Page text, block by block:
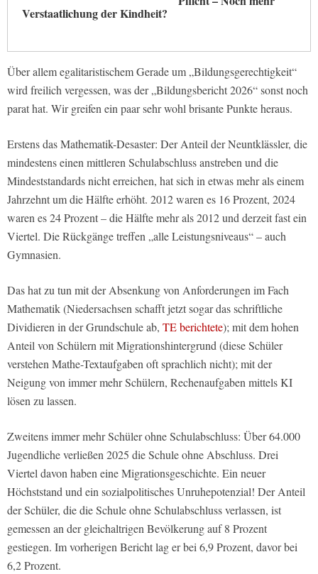
Verstaatlichung der Kindheit?
Über allem egalitaristischem Gerade um „Bildungsgerechtigkeit“
wird freilich vergessen, was der „Bildungsbericht 2026“ sonst noch
parat hat. Wir greifen ein paar sehr wohl brisante Punkte heraus.
Erstens das Mathematik-Desaster: Der Anteil der Neuntklässler, die
mindestens einen mittleren Schulabschluss anstreben und die
Mindeststandards nicht erreichen, hat sich in etwas mehr als einem
Jahrzehnt um die Hälfte erhöht. 2012 waren es 16 Prozent, 2024
waren es 24 Prozent – die Hälfte mehr als 2012 und derzeit fast ein
Viertel. Die Rückgänge treffen „alle Leistungsniveaus“ – auch
Gymnasien.
Das hat zu tun mit der Absenkung von Anforderungen im Fach
Mathematik (Niedersachsen schafft jetzt sogar das schriftliche
Dividieren in der Grundschule ab, TE berichtete); mit dem hohen
Anteil von Schülern mit Migrationshintergrund (diese Schüler
verstehen Mathe-Textaufgaben oft sprachlich nicht); mit der
Neigung von immer mehr Schülern, Rechenaufgaben mittels KI
lösen zu lassen.
Zweitens immer mehr Schüler ohne Schulabschluss: Über 64.000
Jugendliche verließen 2025 die Schule ohne Abschluss. Drei
Viertel davon haben eine Migrationsgeschichte. Ein neuer
Höchststand und ein sozialpolitisches Unruhepotenzial! Der Anteil
der Schüler, die die Schule ohne Schulabschluss verlassen, ist
gemessen an der gleichaltrigen Bevölkerung auf 8 Prozent
gestiegen. Im vorherigen Bericht lag er bei 6,9 Prozent, davor bei
6,2 Prozent.